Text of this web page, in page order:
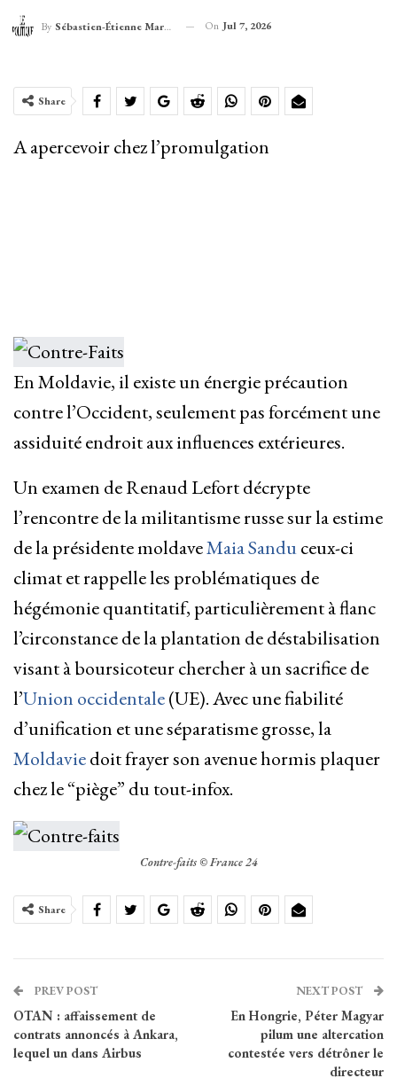
By Sébastien-Étienne Marechal On Jul 7, 2026
Share
A apercevoir chez l’promulgation
En Moldavie, il existe un énergie précaution
contre l’Occident, seulement pas forcément une
assiduité endroit aux influences extérieures.
Un examen de Renaud Lefort décrypte
l’rencontre de la militantisme russe sur la estime
de la présidente moldaveMaia Sanduceux-ci
climat et rappelle les problématiques de
hégémonie quantitatif, particulièrement à flanc
l’circonstance de la plantation de déstabilisation
visant à boursicoteur chercher à un sacrifice de
l’Union occidentale(UE). Avec une fiabilité
d’unification et une séparatisme grosse, la
Moldaviedoit frayer son avenue hormis plaquer
chez le “piège” du tout-infox.
Contre-faits © France 24
Share
PREV POST
OTAN : affaissement de
contrats annoncés à Ankara,
lequel un dans Airbus
NEXT POST
En Hongrie, Péter Magyar
pilum une altercation
contestée vers détrôner le
directeur